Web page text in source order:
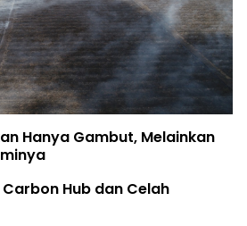
Hanya Gambut, Melainkan
Hub dan Celah